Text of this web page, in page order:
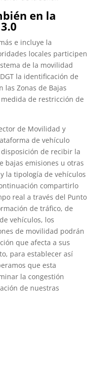
en la
e incluye la
locales participen
de la movilidad
la identificación de
las Zonas de Bajas
de restricción de
de Movilidad y
de vehículo
disposición de recibir la
bajas emisiones u otras
la tipología de vehículos
compartirlo
real a través del Punto
de tráfico, de
vehículos, los
de movilidad podrán
que afecta a sus
para establecer así
que esta
la congestión
de nuestras